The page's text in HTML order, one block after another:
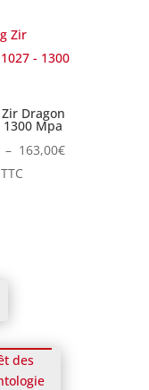
Dragon
1300 Mpa
– 163,00€Plage
TTC